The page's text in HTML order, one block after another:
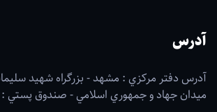
آدرس
آدرس دفتر مرکزي : مشهد - بزرگراه شهيد
ميدان جهاد و جمهوري اسلامي - صندوق پستي : 91735-1187